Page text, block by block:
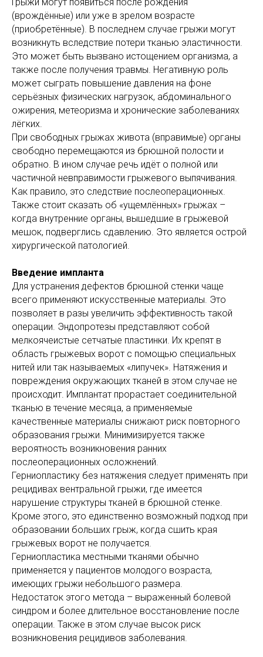
(врождённые) или уже в зрелом возрасте
(приобретённые). В последнем случае грыжи могут
возникнуть вследствие потери тканью эластичности.
Это может быть вызвано истощением организма, а
также после получения травмы. Негативную роль
может сыграть повышение давления на фоне
серьёзных физических нагрузок, абдоминального
ожирения, метеоризма и хронические заболеваниях
лёгких.
При свободных грыжах живота (вправимые) органы
свободно перемещаются из брюшной полости и
обратно. В ином случае речь идёт о полной или
частичной невправимости грыжевого выпячивания.
Как правило, это следствие послеоперационных.
Также стоит сказать об «ущемлённых» грыжах –
когда внутренние органы, вышедшие в грыжевой
мешок, подверглись сдавлению. Это является острой
хирургической патологией.
Введение импланта
Для устранения дефектов брюшной стенки чаще
всего применяют искусственные материалы. Это
позволяет в разы увеличить эффективность такой
операции. Эндопротезы представляют собой
мелкоячеистые сетчатые пластинки. Их крепят в
область грыжевых ворот с помощью специальных
нитей или так называемых «липучек». Натяжения и
повреждения окружающих тканей в этом случае не
происходит. Имплантат прорастает соединительной
тканью в течение месяца, а применяемые
качественные материалы снижают риск повторного
образования грыжи. Минимизируется также
вероятность возникновения ранних
послеоперационных осложнений.
Герниопластику без натяжения следует применять при
рецидивах вентральной грыжи, где имеется
нарушение структуры тканей в брюшной стенке.
Кроме этого, это единственно возможный подход при
образовании больших грыж, когда сшить края
грыжевых ворот не получается.
Герниопластика местными тканями обычно
применяется у пациентов молодого возраста,
имеющих грыжи небольшого размера.
Недостаток этого метода – выраженный болевой
синдром и более длительное восстановление после
операции. Также в этом случае высок риск
возникновения рецидивов заболевания.
Гайдалёнок Михаил
Викторович
Пластический хирург высшей категории
Получил квалификацию врача-хирурга
(удостоверение № 182 от 23 июня 1993 г.). С
В 1992 г. окончил Омский государственный
медицинский институт им. Калинина с
квалификацией «врач-лечебник» и
продолжил обучение в интернатуре.